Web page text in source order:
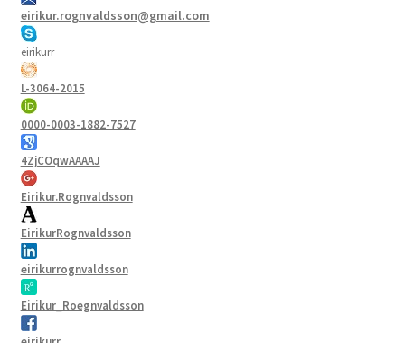
eirikur.rognvaldsson@gmail.com
eirikurr
L-3064-2015
0000-0003-1882-7527
4ZjCOqwAAAAJ
Eirikur.Rognvaldsson
EirikurRognvaldsson
eirikurrognvaldsson
Eirikur_Roegnvaldsson